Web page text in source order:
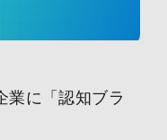
業に「認知ブラ